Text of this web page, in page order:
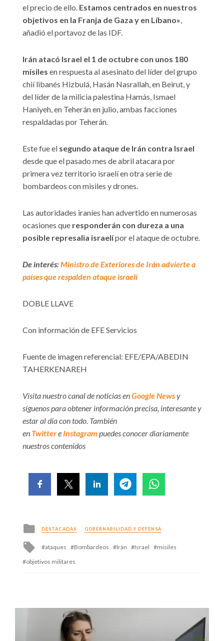
el precio de ello. Estamos centrados en nuestros
objetivos en la Franja de Gaza y en Líbano»,
añadió el portavoz de las IDF.
Irán atacó Israel el 1 de octubre con unos 180
misiles en respuesta al asesinato del líder del grupo
chií libanés Hizbulá, Hasán Nasrallah, en Beirut, y
del líder de la milicia palestina Hamás, Ismael
Haniyeh, en Teherán en julio, ambas facciones
respaldadas por Teherán.
Este fue el segundo ataque de Irán contra Israel
desde que el pasado mes de abril atacara por
primera vez territorio israelí en otra serie de
bombardeos con misiles y drones.
Las autoridades iraníes han advertido en numerosas
ocasiones que responderán con dureza a una
posible represalia israelípor el ataque de octubre.
De interés:Ministro de Exteriores de Irán advierte a
países que respalden ataque israelí
DOBLE LLAVE
Con información de EFE Servicios
Fuente de imagen referencial: EFE/EPA/ABEDIN
TAHERKENAREH
Visita nuestro canal de noticias enGoogle Newsy
síguenos para obtener información precisa, interesante y
estar al día con todo. También
en Twittere Instagram puedes conocer diariamente
nuestros contenidos
Posted
in
DESTACADAS GOBERNABILIDAD Y DEFENSA
Tagged
ataques Bombardeos Irán Israel
misiles
objetivos militares